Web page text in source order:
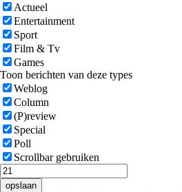
Actueel
Entertainment
Sport
Film & Tv
Games
Toon berichten van deze types
Weblog
Column
(P)review
Special
Poll
Scrollbar gebruiken
opslaan